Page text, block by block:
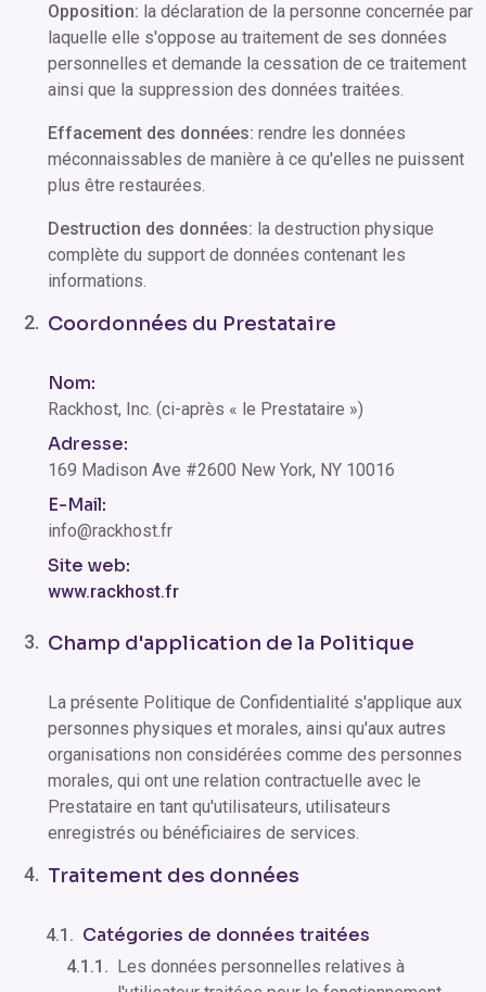
Opposition: la déclaration de la personne concernée par
laquelle elle s'oppose au traitement de ses données
personnelles et demande la cessation de ce traitement
ainsi que la suppression des données traitées.
Effacement des données: rendre les données
méconnaissables de manière à ce qu'elles ne puissent
plus être restaurées.
Destruction des données: la destruction physique
complète du support de données contenant les
informations.
Coordonnées du Prestataire
Nom:
Rackhost, Inc. (ci-après « le Prestataire »)
Adresse:
169 Madison Ave #2600 New York, NY 10016
E-Mail:
info@rackhost.fr
Site web:
www.rackhost.fr
Champ d'application de la Politique
La présente Politique de Confidentialité s'applique aux
personnes physiques et morales, ainsi qu'aux autres
organisations non considérées comme des personnes
morales, qui ont une relation contractuelle avec le
Prestataire en tant qu'utilisateurs, utilisateurs
enregistrés ou bénéficiaires de services.
Traitement des données
Catégories de données traitées
Les données personnelles relatives à